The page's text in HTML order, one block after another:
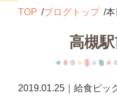
TOP ブログトップ 本
高槻
2019.01.25｜給食ピッ